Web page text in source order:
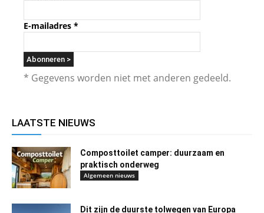
E-mailadres *
* Gegevens worden niet met anderen gedeeld.
LAATSTE NIEUWS
Composttoilet camper: duurzaam en
praktisch onderweg
Algemeen nieuws
Dit zijn de duurste tolwegen van Europa